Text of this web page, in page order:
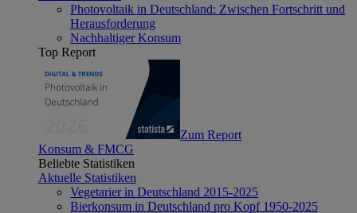
Photovoltaik in Deutschland: Zwischen Fortschritt und
Herausforderung
Nachhaltiger Konsum
Top Report
Zum Report
Konsum & FMCG
Beliebte Statistiken
Aktuelle Statistiken
Vegetarier in Deutschland 2015-2025
Bierkonsum in Deutschland pro Kopf 1950-2025